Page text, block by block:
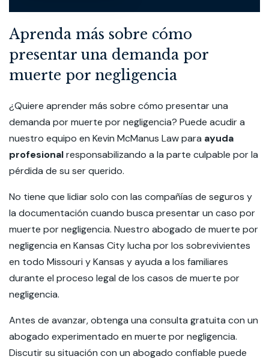
Aprenda más sobre cómo
presentar una demanda por
muerte por negligencia
¿Quiere aprender más sobre cómo presentar una
demanda por muerte por negligencia? Puede acudir a
nuestro equipo en Kevin McManus Law para ayuda
profesionalresponsabilizando a la parte culpable por la
pérdida de su ser querido.
No tiene que lidiar solo con las compañías de seguros y
la documentación cuando busca presentar un caso por
muerte por negligencia. Nuestro abogado de muerte por
negligencia en Kansas City lucha por los sobrevivientes
en todo Missouri y Kansas y ayuda a los familiares
durante el proceso legal de los casos de muerte por
negligencia.
Antes de avanzar, obtenga una consulta gratuita con un
abogado experimentado en muerte por negligencia.
Discutir su situación con un abogado confiable puede